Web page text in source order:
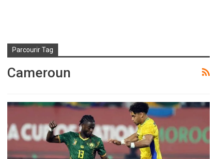
Parcourir Tag
Cameroun